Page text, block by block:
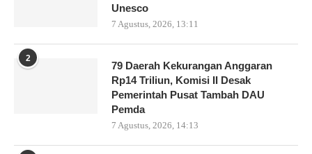
Unesco
7 Agustus, 2026, 13:11
2
79 Daerah Kekurangan Anggaran
Rp14 Triliun, Komisi II Desak
Pemerintah Pusat Tambah DAU
Pemda
7 Agustus, 2026, 14:13